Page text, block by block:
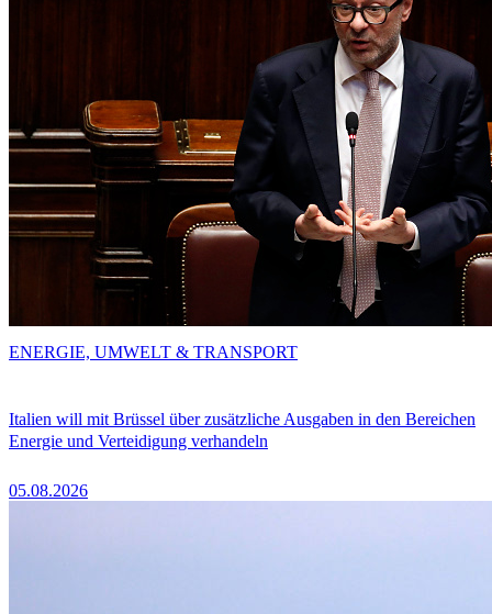
Italien will mit Brüssel über zusätzliche Ausgaben in den Bereichen
Energie und Verteidigung verhandeln
05.08.2026
ENERGIE, UMWELT & TRANSPORT